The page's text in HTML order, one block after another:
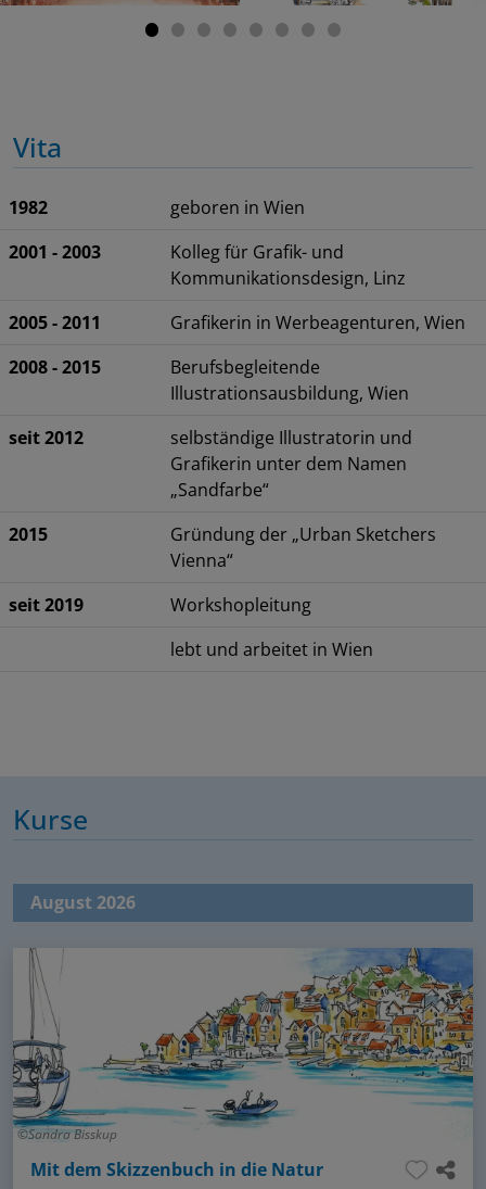
Vita
1982
geboren in Wien
2001 - 2003
Kolleg für Grafik- und
Kommunikationsdesign, Linz
2005 - 2011
Grafikerin in Werbeagenturen, Wien
2008 - 2015
Berufsbegleitende
Illustrationsausbildung, Wien
seit 2012
selbständige Illustratorin und
Grafikerin unter dem Namen
„Sandfarbe“
2015
Gründung der „Urban Sketchers
Vienna“
seit 2019
Workshopleitung
lebt und arbeitet in Wien
Kurse
August 2026
Sandra Bisskup
Mit dem Skizzenbuch in die Natur